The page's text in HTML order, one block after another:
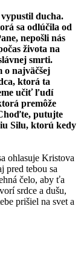
ducha.
sa odlúčila od
nepošli nás
života na
smrti.
o najväčšej
ktorá ta
učiť ľudí
premôže
putujte
Silu, ktorú kedy
ohlasuje Kristova
pred tebou sa
čelo, aby ťa
srdce a dušu,
prišiel na svet a